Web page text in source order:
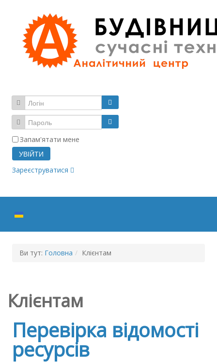
Запам'ятати мене
УВІЙТИ
Зареєструватися
Ви тут: Головна / Клієнтам
Клієнтам
Перевірка відомості
ресурсів